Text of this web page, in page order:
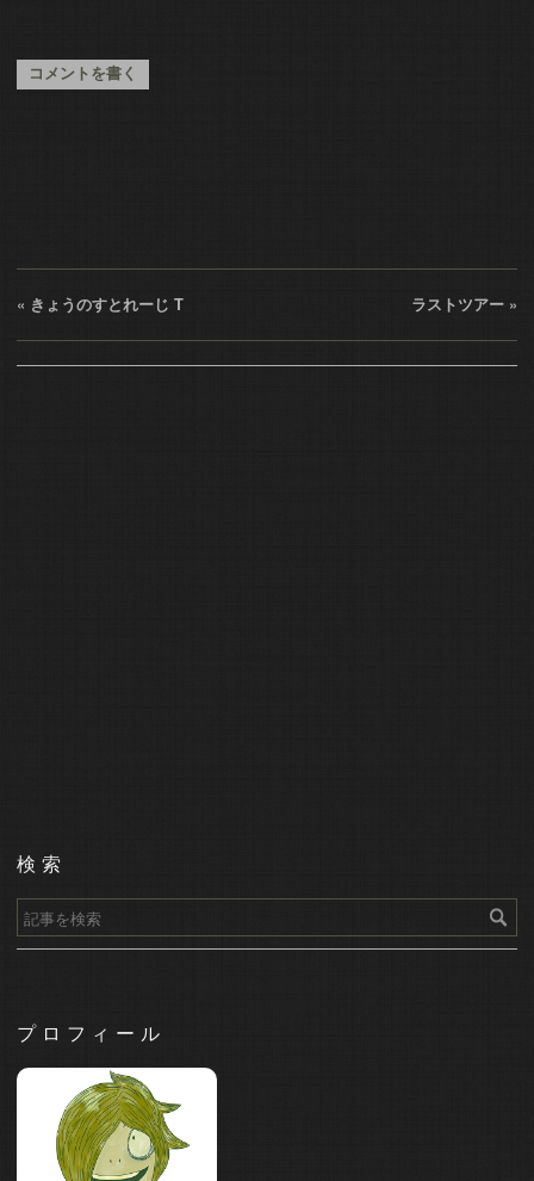
コメントを書く
« きょうのすとれーじ T ラストツアー »
検索
プロフィール